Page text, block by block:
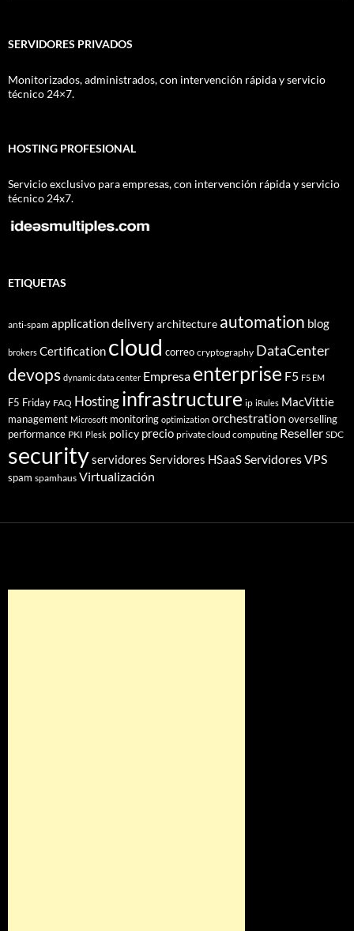
SERVIDORES PRIVADOS
Monitorizados, administrados, con intervención rápida y servicio
técnico 24×7.
HOSTING PROFESIONAL
Servicio exclusivo para empresas, con intervención rápida y servicio
técnico 24x7.
ETIQUETAS
anti-spam application deliveryarchitecture automation blog
brokers Certification cloud correo cryptography DataCenter
devops dynamic data center Empresa enterprise F5 F5 EM
F5 Friday FAQ Hostinginfrastructure ip iRules MacVittie
management Microsoft monitoring optimization orchestration overselling
performance PKI Plesk policy precio private cloud computing Reseller SDC
securityservidores Servidores HSaaSServidores VPS
spam spamhaus Virtualización